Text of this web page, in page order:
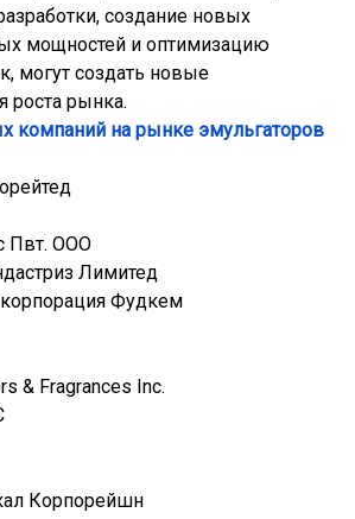
создание новых
мощностей и оптимизацию
могут создать новые
роста рынка.
компаний на рынке эмульгаторов
Пвт. ООО
Лимитед
Фудкем
& Fragrances Inc.
Корпорейшн